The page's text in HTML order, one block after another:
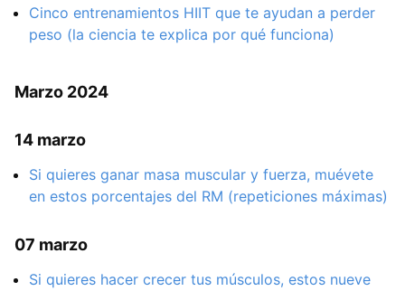
Cinco entrenamientos HIIT que te ayudan a perder
peso (la ciencia te explica por qué funciona)
Marzo 2024
14 marzo
Si quieres ganar masa muscular y fuerza, muévete
en estos porcentajes del RM (repeticiones máximas)
07 marzo
Si quieres hacer crecer tus músculos, estos nueve